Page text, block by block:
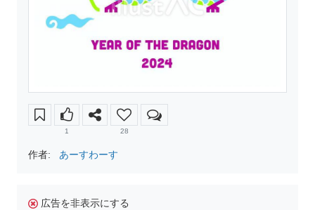
1 28
作者: あーすわーす
広告を非表示にする